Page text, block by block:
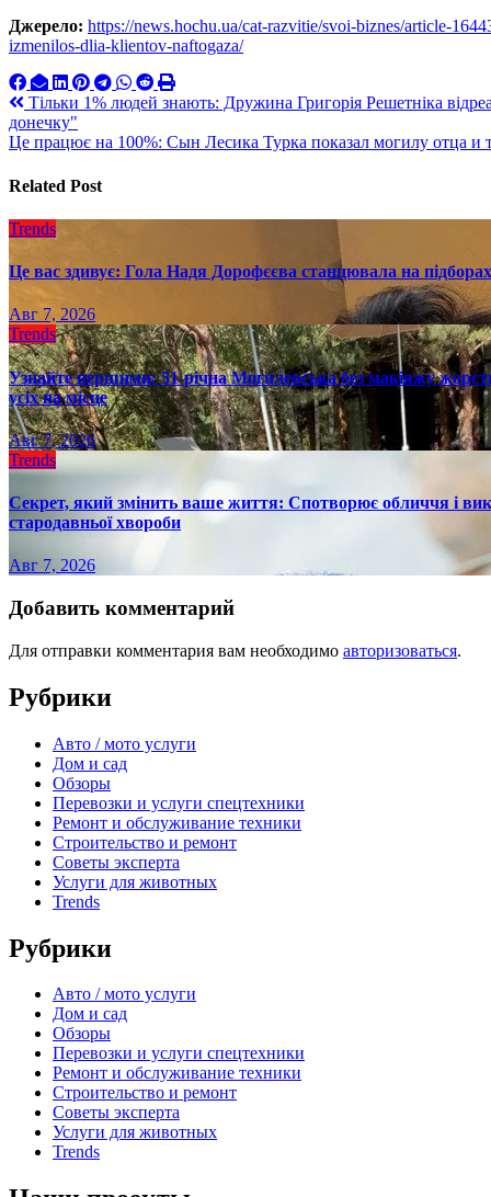
Джерело: https://news.hochu.ua/cat-razvitie/svoi-biznes/article-
izmenilos-dlia-klientov-naftogaza/
Навигация
по
Тільки 1% людей знають: Дружина Григорія Решетніка
донечку"
Це працює на 100%: Сын Лесика Турка показал могилу отца
Related Post
Trends
Це вас здивує: Гола Надя Дорофєєва станцювала на
Авг 7, 2026
Trends
Узнайте першими: 51-річна Могилевська без макіяжу
усіх на місце
Авг 7, 2026
Trends
Секрет, який змінить ваше життя: Спотворює обличчя і
стародавньої хвороби
Авг 7, 2026
Добавить комментарий
Для отправки комментария вам необходимо авторизоваться.
Рубрики
Авто / мото услуги
Дом и сад
Обзоры
Перевозки и услуги спецтехники
Ремонт и обслуживание техники
Строительство и ремонт
Советы эксперта
Услуги для животных
Trends
Рубрики
Авто / мото услуги
Дом и сад
Обзоры
Перевозки и услуги спецтехники
Ремонт и обслуживание техники
Строительство и ремонт
Советы эксперта
Услуги для животных
Trends